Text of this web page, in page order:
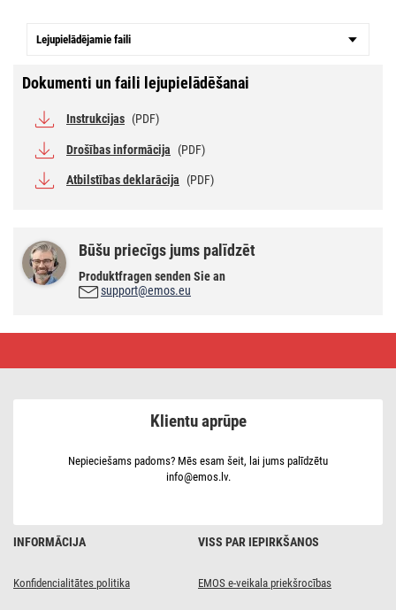
Lejupielādējamie faili
Dokumenti un faili lejupielādēšanai
Instrukcijas (PDF)
Drošības informācija (PDF)
Atbilstības deklarācija (PDF)
Būšu priecīgs jums palīdzēt
Produktfragen senden Sie an
support@emos.eu
INFORMĀCIJA
Konfidencialitātes politika
VISS PAR IEPIRKŠANOS
EMOS e-veikala priekšrocības
Klientu aprūpe
Nepieciešams padoms? Mēs esam šeit, lai jums palīdzētu
info@emos.lv.